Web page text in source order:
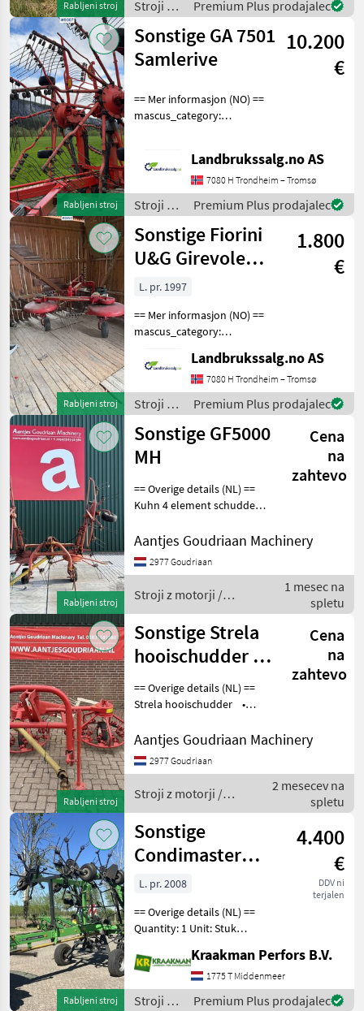
Rabljeni stroj
Stroji z
motorji /
Sonstige
Premium Plus prodajalec
Rabljeni stroj
Sonstige GA 7501
Samlerive
10.200
€
== Mer informasjon (NO) ==
mascus_category:
upon request: 9007 See
en.landbrukssalg.no/9007
for more images Speci
Landbrukssalg.no AS
7080 H Trondheim – Tromsø
Stroji z
motorji /
Sonstige
Premium Plus prodajalec
Rabljeni stroj
Sonstige Fiorini
U&G Girevole
S450
1.800
€
L. pr. 1997
== Mer informasjon (NO) ==
mascus_category:
Fiorini Please provide
reference number upon
request: 8950 See
en.landbrukssalg.no/8950
for mor
Landbrukssalg.no AS
7080 H Trondheim – Tromsø
Stroji z
motorji /
Sonstige
Premium Plus prodajalec
Rabljeni stroj
Sonstige GF5000
MH
Cena
na
zahtevo
== Overige details (NL) ==
Kuhn 4 element schudder
5000mm • Hydraulisch
opklapbaar • Verdraaibare
rotors voor transport /
Aantjes Goudriaan Machinery
2977 Goudriaan
Stroji z motorji /
Sonstige
1 mesec na
spletu
Rabljeni stroj
Sonstige Strela
hooischudder -
Gebruikt
Cena
na
zahtevo
== Overige details (NL) ==
Strela hooischudder •
Compleet met zwadborden
achterop • Incl. aftakas •
Werkbreedte 2600 mm •
Aantjes Goudriaan Machinery
2977 Goudriaan
Stroji z motorji /
Sonstige
2 mesecev na
spletu
Rabljeni stroj
Sonstige
Condimaster
11041 schudder
4.400
€
DDV ni
terjalen
L. pr. 2008
== Overige details (NL) ==
Quantity: 1 Unit: Stuk
Gebruikte Deutz Fahr
Condimaster 11041
schudder Stroji z motorji
Kraakman Perfors B.V.
1775 T Middenmeer
Stroji z
Premium Plus prodajalec